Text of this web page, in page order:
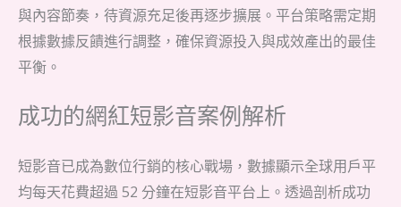
與內容節奏，待資源充足後再逐步擴展。平台策略需定期
根據數據反饋進行調整，確保資源投入與成效產出的最佳
平衡。
成功的網紅短影音案例解析
短影音已成為數位行銷的核心戰場，數據顯示全球用戶平
均每天花費超過 52 分鐘在短影音平台上。透過剖析成功